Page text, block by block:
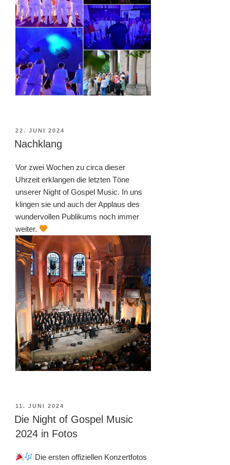
VERÖFFENTLICHT
AM
22. JUNI 2024
Nachklang
Vor zwei Wochen zu circa dieser
Uhrzeit erklangen die letzten Töne
unserer Night of Gospel Music. In uns
klingen sie und auch der Applaus des
wundervollen Publikums noch immer
weiter.
VERÖFFENTLICHT
AM
11. JUNI 2024
Die Night of Gospel Music
2024 in Fotos
Die ersten offiziellen Konzertfotos